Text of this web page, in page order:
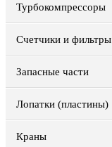
Турбокомпрессоры
Счетчики и фильтры
Запасные части
Лопатки (пластины)
Краны